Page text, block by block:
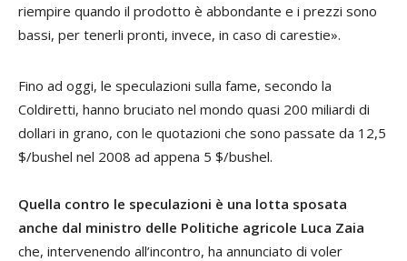
riempire quando il prodotto è abbondante e i prezzi sono
bassi, per tenerli pronti, invece, in caso di carestie».
Fino ad oggi, le speculazioni sulla fame, secondo la
Coldiretti, hanno bruciato nel mondo quasi 200 miliardi di
dollari in grano, con le quotazioni che sono passate da 12,5
$/bushel nel 2008 ad appena 5 $/bushel.
Quella contro le speculazioni è una lotta sposata
anche dal ministro delle Politiche agricole Luca Zaia
che, intervenendo all’incontro, ha annunciato di voler